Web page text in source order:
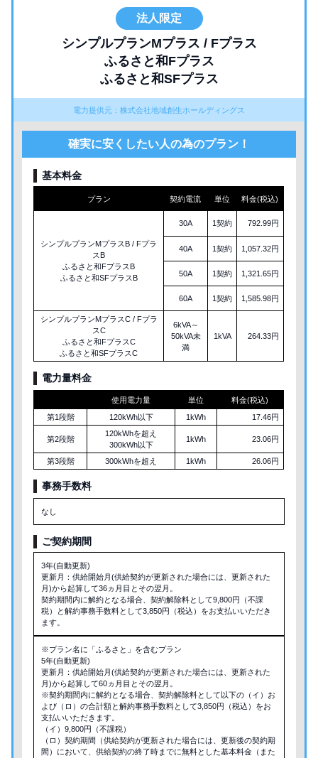
シンプルプランMプラス / Fプラス
ふるさと和Fプラス
ふるさと和SFプラス
電力提供元：株式会社地域創生ホールディングス
法人限定
確実に安くしたい人の為のプラン！
基本料金
プラン 契約電流 単位 料金(税込)
シンプルプランMプラスB / Fプラ
スB
ふるさと和FプラスB
ふるさと和SFプラスB
30A 1契約 792.99円
40A 1契約 1,057.32円
50A 1契約 1,321.65円
60A 1契約 1,585.98円
シンプルプランMプラスC / Fプラ
スC
ふるさと和FプラスC
ふるさと和SFプラスC
6kVA～
50kVA未
満
1kVA 264.33円
電力量料金
使用電力量 単位
料金(税込)
第1段階
120kWh以下 1kWh 17.46円
第2段階
120kWhを超え
300kWh以下
1kWh 23.06円
第3段階 300kWhを超え 1kWh 26.06円
事務手数料
なし
ご契約期間
3年(自動更新)
更新月：供給開始月(供給契約が更新された場合には、更新された
月)から起算して36ヵ月目とその翌月。
契約期間内に解約となる場合、契約解除料として9,800円（不課
税）と解約事務手数料として3,850円（税込）をお支払いいただき
ます。
※プラン名に「ふるさと」を含むプラン
5年(自動更新)
更新月：供給開始月(供給契約が更新された場合には、更新された
月)から起算して60ヵ月目とその翌月。
※契約期間内に解約となる場合、契約解除料として以下の（イ）お
よび（ロ）の合計額と解約事務手数料として3,850円（税込）をお
支払いいただきます。
（イ）9,800円（不課税）
（ロ）契約期間（供給契約が更新された場合には、更新後の契約期
間）において、供給契約の終了時までに無料とした基本料金（また